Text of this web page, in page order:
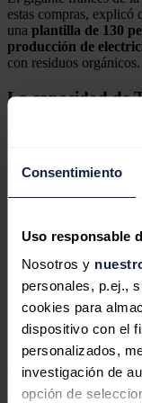
Consentimiento
Uso responsable
Nosotros y
personales, p.ej.,
cookies para
dispositivo con el
personalizados,
investigación de
opción de
estas compras,
una plantilla de 130
producción de
con residuos orgánicos.
La capacidad de
electricidad de 166
polaca tiene23
Cepsa vende
en Abu Dabi a
Cepsa ha
venta de su
Emiratos Árabes.
ParaTotalEnergies ,
negocio del biogás, ya
1,1 teravatios hora
,